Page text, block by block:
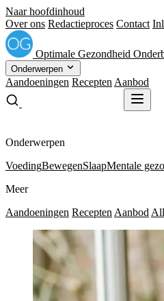
Naar hoofdinhoud
Over ons Redactieproces Contact
Optimale Gezondheid
Onderwerpen
Aandoeningen Recepten Aanbod
Onderwerpen
VoedingBewegenSlaapMentale
Meer
Aandoeningen Recepten Aanbod